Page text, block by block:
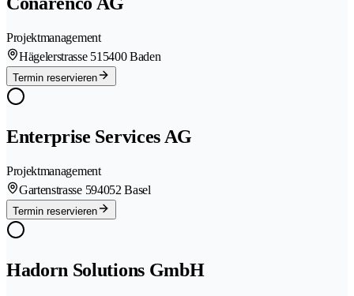
Projektmanagement
Hägelerstrasse 51 5400 Baden
Termin reservieren
Enterprise Services AG
Projektmanagement
Gartenstrasse 594052 Basel
Termin reservieren
Hadorn Solutions GmbH